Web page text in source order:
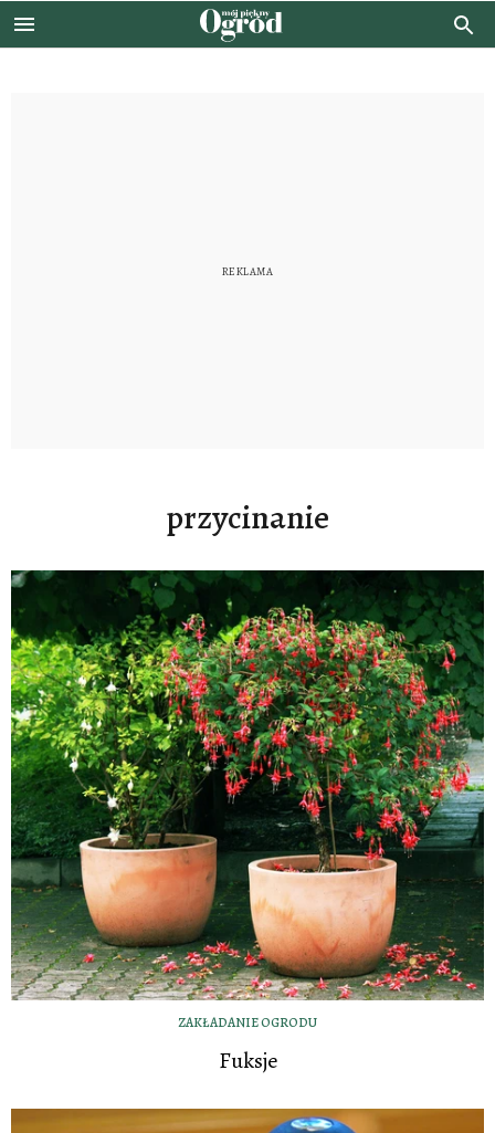
przycinanie
ZAKŁADANIE OGRODU
Fuksje